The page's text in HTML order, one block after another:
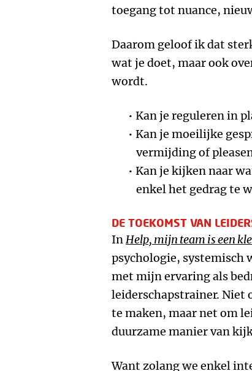
toegang tot nuance,
Daarom geloof ik dat
wat je doet, maar ook
wordt.
Kan je reguleren in
Kan je moeilijke
vermijding of
Kan je kijken naar
enkel het gedrag te
DE TOEKOMST VAN
InHelp, mijn team is een
psychologie, systemisch
met mijn ervaring als
leiderschapstrainer. Niet
te maken, maar net om
duurzame manier van
Want zolang we enkel